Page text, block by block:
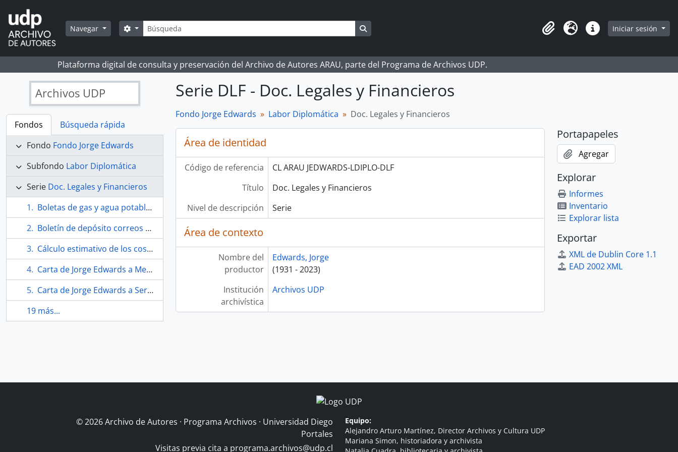
Skip to main content
Navegar Búsqueda
Search options
Portapapeles
Idioma Enlaces rápidos
Iniciar sesión
Plataforma digital de consulta y preservación del Archivo de Autores ARAU, parte del Programa de Archivos UDP.
Archivos UDP
Fondos
Búsqueda rápida
Fondo Fondo Jorge Edwards
Subfondo Labor Diplomática
Serie Doc. Legales y Financieros
Boletas de gas y agua potable del departamento de Jorge en Santiago
Boletín de depósito correos de Chile
Cálculo estimativo de los costos e impuestos para importar a Chile un automóvil Mercedes Benz 220
Carta de Jorge Edwards a Mercedes Benz sobre pedido de automóvil
Carta de Jorge Edwards a Sergio Edwards sobre finanzas y gastos médicos
19 más...
Serie DLF - Doc. Legales y Financieros
Fondo Jorge Edwards Labor Diplomática Doc. Legales y Financieros
Área de identidad
Código de referencia
CL ARAU JEDWARDS-LDIPLO-DLF
Título
Doc. Legales y Financieros
Nivel de descripción
Serie
Área de contexto
Nombre del
productor
Edwards, Jorge
(1931 - 2023)
Institución
archivística
Archivos UDP
Portapapeles
Agregar
Explorar
Informes
Inventario
Explorar lista
Exportar
XML de Dublin Core 1.1
EAD 2002 XML
© 2026 Archivo de Autores · Programa Archivos · Universidad Diego
Portales
Visitas previa cita a programa.archivos@udp.cl
Equipo:
Alejandro Arturo Martínez, Director Archivos y Cultura UDP
Mariana Simon, historiadora y archivista